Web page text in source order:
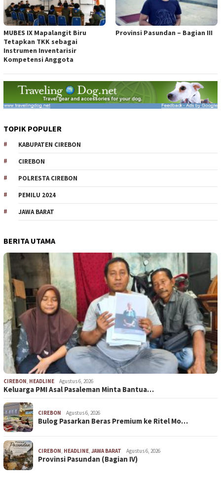
MUBES IX Mapalangit Biru
Tetapkan TKK sebagai
Instrumen Inventarisir
Kompetensi Anggota
Provinsi Pasundan – Bagian III
TOPIK POPULER
KABUPATEN CIREBON
CIREBON
POLRESTA CIREBON
PEMILU 2024
JAWA BARAT
BERITA UTAMA
CIREBON, HEADLINE Agustus 6, 2026
Keluarga PMI Asal Pasaleman Minta Bantua…
CIREBON Agustus 6, 2026
Bulog Pasarkan Beras Premium ke Ritel Mo…
CIREBON, HEADLINE, JAWA BARAT Agustus 6, 2026
Provinsi Pasundan (Bagian IV)